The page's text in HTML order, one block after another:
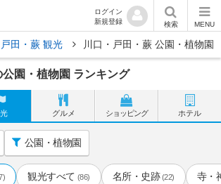
ログイン
新規登録
検索 MENU
田・蕨 観光 川口・戸田・蕨 公園・植物園
公園・植物園 ランキング
グルメ ショッピング ホテル
公園・植物園
観光すべて (86) 名所・史跡 (22) 寺・